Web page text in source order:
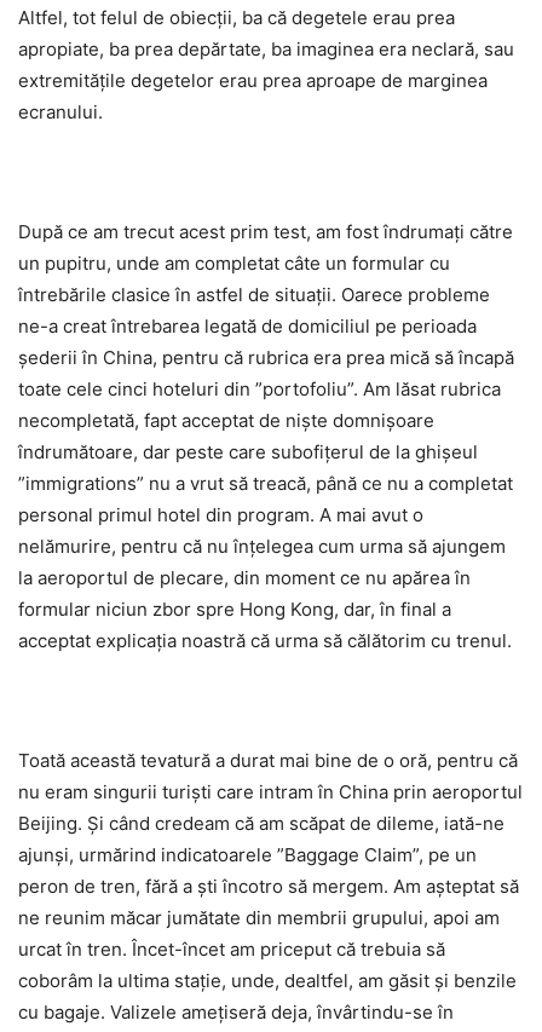
Altfel, tot felul de obiecții, ba că degetele erau prea
apropiate, ba prea depărtate, ba imaginea era neclară, sau
extremitățile degetelor erau prea aproape de marginea
ecranului.
După ce am trecut acest prim test, am fost îndrumați către
un pupitru, unde am completat câte un formular cu
întrebările clasice în astfel de situații. Oarece probleme
ne-a creat întrebarea legată de domiciliul pe perioada
șederii în China, pentru că rubrica era prea mică să încapă
toate cele cinci hoteluri din ”portofoliu”. Am lăsat rubrica
necompletată, fapt acceptat de niște domnișoare
îndrumătoare, dar peste care subofițerul de la ghișeul
”immigrations” nu a vrut să treacă, până ce nu a completat
personal primul hotel din program. A mai avut o
nelămurire, pentru că nu înțelegea cum urma să ajungem
la aeroportul de plecare, din moment ce nu apărea în
formular niciun zbor spre Hong Kong, dar, în final a
acceptat explicația noastră că urma să călătorim cu trenul.
Toată această tevatură a durat mai bine de o oră, pentru că
nu eram singurii turiști care intram în China prin aeroportul
Beijing. Și când credeam că am scăpat de dileme, iată-ne
ajunși, urmărind indicatoarele ”Baggage Claim”, pe un
peron de tren, fără a ști încotro să mergem. Am așteptat să
ne reunim măcar jumătate din membrii grupului, apoi am
urcat în tren. Încet-încet am priceput că trebuia să
coborâm la ultima stație, unde, dealtfel, am găsit și benzile
cu bagaje. Valizele amețiseră deja, învârtindu-se în